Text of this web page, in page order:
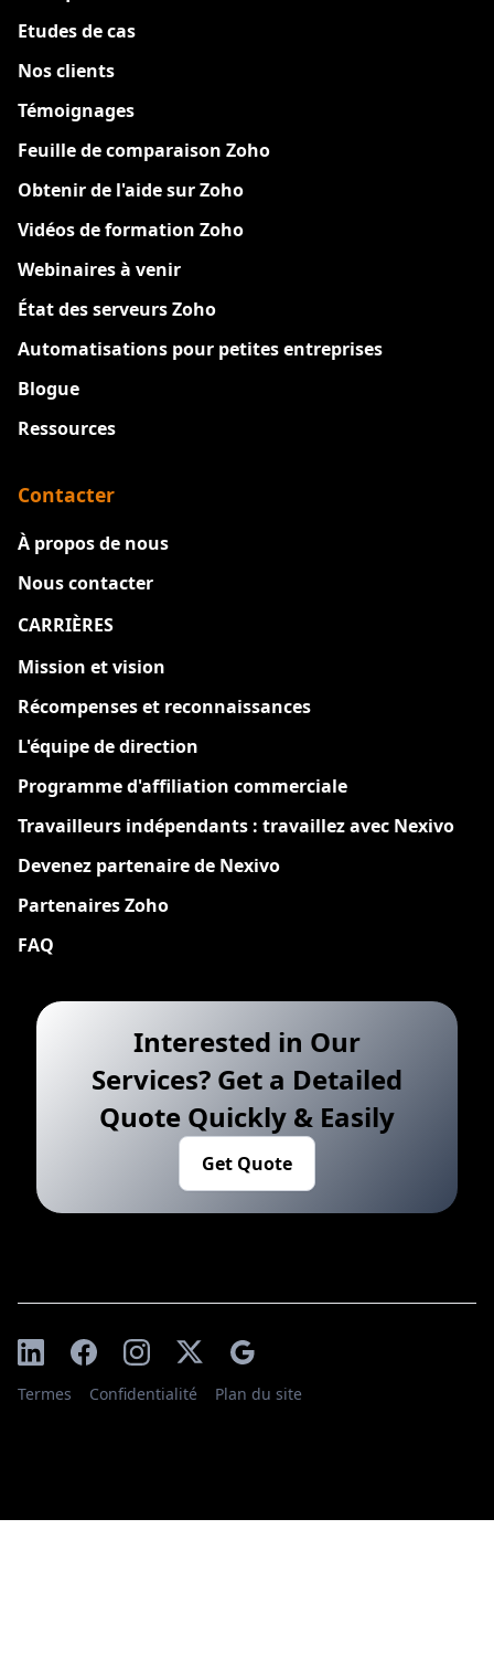
Etudes de cas
Nos clients
Témoignages
Feuille de comparaison Zoho
Obtenir de l'aide sur Zoho
Vidéos de formation Zoho
Webinaires à venir
État des serveurs Zoho
Automatisations pour petites entreprises
Blogue
Ressources
Contacter
À propos de nous
Nous contacter
CARRIÈRES
Mission et vision
Récompenses et reconnaissances
L'équipe de direction
Programme d'affiliation commerciale
Travailleurs indépendants : travaillez avec Nexivo
Devenez partenaire de Nexivo
Partenaires Zoho
FAQ
Interested in Our
Services? Get a Detailed
Quote Quickly & Easily
Get Quote
Termes Confidentialité Plan du site